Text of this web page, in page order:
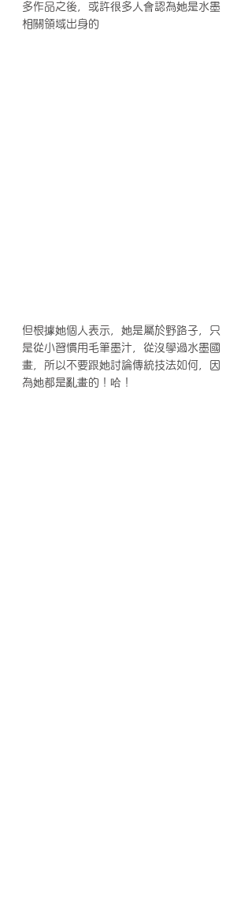
多作品之後，或許很多人會認為她是水墨
相關領域出身的
但根據她個人表示，她是屬於野路子，只
是從小習慣用毛筆墨汁，從沒學過水墨國
畫，所以不要跟她討論傳統技法如何，因
為她都是亂畫的！哈！